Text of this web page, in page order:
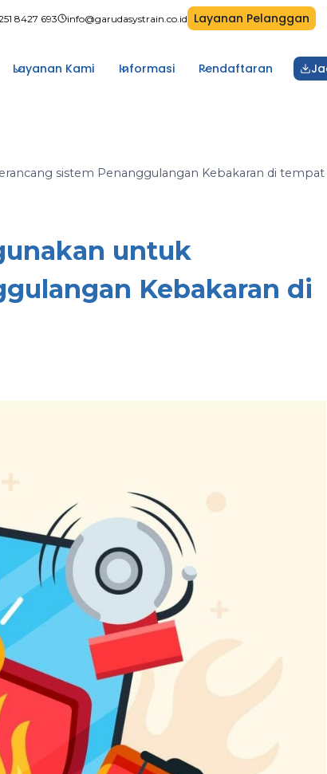
8427 693 info@garudasystrain.co.id Layanan Pelanggan
Layanan Kami Informasi Pendaftaran
sistem Penanggulangan Kebakaran di tempat
untuk
Kebakaran di